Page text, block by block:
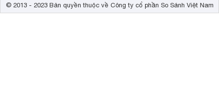
© 2013 - 2023 Bản quyền thuộc về Công ty cổ phần So Sánh Việt Nam